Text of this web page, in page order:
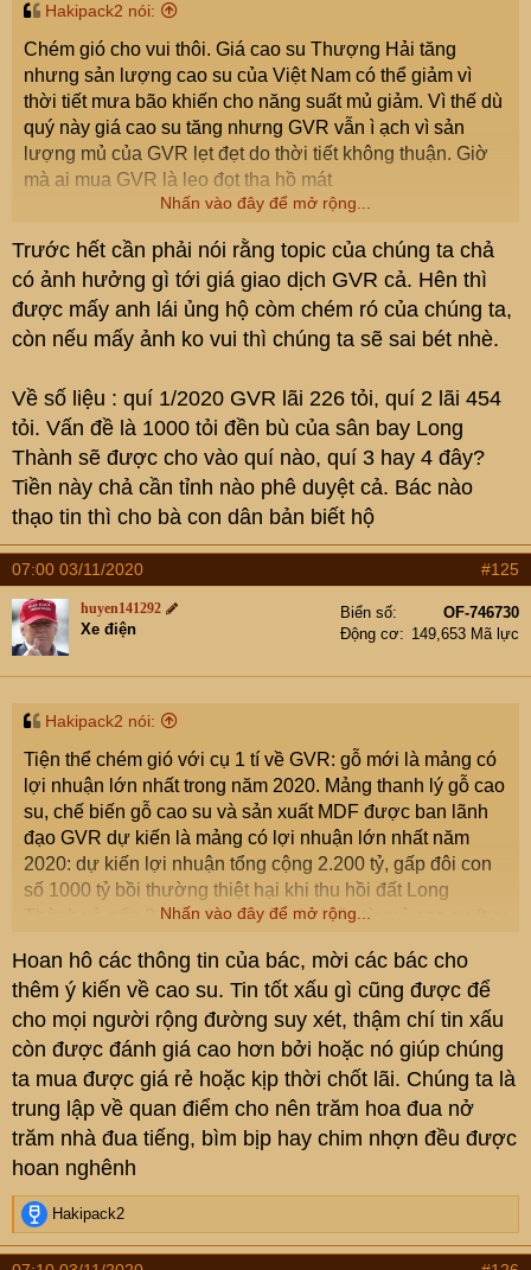
Hakipack2 nói:
Chém gió cho vui thôi. Giá cao su Thượng Hải tăng
nhưng sản lượng cao su của Việt Nam có thể giảm vì
thời tiết mưa bão khiến cho năng suất mủ giảm. Vì thế dù
quý này giá cao su tăng nhưng GVR vẫn ì ạch vì sản
lượng mủ của GVR lẹt đẹt do thời tiết không thuận. Giờ
mà ai mua GVR là leo đọt tha hồ mát
gà thôi. Diện tích đất mà GVR muốn chuyển sang làm
Khu CN là khá lớn, nhưng muốn chuyển đổi đất cao su
sang làm Khu CN thì phải được Bộ TNMT và UBND các
tỉnh duyệt thay đổi quy hoạch cho phép Chuyển đổi mục
thủ tục nhiêu khê lắm, chưa biết có xin được không và
nếu được thì bao giờ mới xong thủ tục. Vì thế rất có thể là
vài năm nữa khi xong thủ tục thì nhu cầu đất Khu CN
không sốt nữa, tức là có thể GVR bỏ lỡ thời cơ. Cụ nào
muốn biết cụ thể thì hãy liên hệ trực tiếp với GVR để biết
từ đầu năm 2019 đến giờ GVR đã chuyển đổi được mấy
hecta đất sang làm khu CN
Nhấn vào đây để mở rộng...
Trước hết cần phải nói rằng topic của chúng ta chả
có ảnh hưởng gì tới giá giao dịch GVR cả. Hên thì
được mấy anh lái ủng hộ còm chém ró của chúng ta,
còn nếu mấy ảnh ko vui thì chúng ta sẽ sai bét nhè.
Về số liệu : quí 1/2020 GVR lãi 226 tỏi, quí 2 lãi 454
tỏi. Vấn đề là 1000 tỏi đền bù của sân bay Long
Thành sẽ được cho vào quí nào, quí 3 hay 4 đây?
Tiền này chả cần tỉnh nào phê duyệt cả. Bác nào
thạo tin thì cho bà con dân bản biết hộ
07:00 03/11/2020 #125
huyen141292
Xe điện
Biển số
OF-746730
Động cơ
149,653 Mã lực
Hakipack2 nói:
Tiện thể chém gió với cụ 1 tí về GVR: gỗ mới là mảng có
lợi nhuận lớn nhất trong năm 2020. Mảng thanh lý gỗ cao
su, chế biến gỗ cao su và sản xuất MDF được ban lãnh
đạo GVR dự kiến là mảng có lợi nhuận lớn nhất năm
2020: dự kiến lợi nhuận tổng cộng 2.200 tỷ, gấp đôi con
số 1000 tỷ bồi thường thiệt hại khi thu hồi đất Long
Thành và gấp 3-4 lần lợi nhuận dự kiến từ mủ cao su (tuy
báo cáo với cấp trên)
Nhấn vào đây để mở rộng...
Hoan hô các thông tin của bác, mời các bác cho
thêm ý kiến về cao su. Tin tốt xấu gì cũng được để
cho mọi người rộng đường suy xét, thậm chí tin xấu
còn được đánh giá cao hơn bởi hoặc nó giúp chúng
ta mua được giá rẻ hoặc kịp thời chốt lãi. Chúng ta là
trung lập về quan điểm cho nên trăm hoa đua nở
trăm nhà đua tiếng, bìm bịp hay chim nhợn đều được
hoan nghênh
R
e
a
Hakipack2